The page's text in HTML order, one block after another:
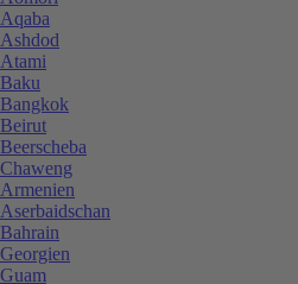
Aqaba
Ashdod
Atami
Baku
Bangkok
Beirut
Beerscheba
Chaweng
Armenien
Aserbaidschan
Bahrain
Georgien
Guam